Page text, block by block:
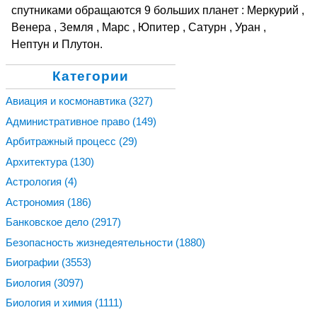
спутниками обращаются 9 больших планет : Меркурий ,
Венера , Земля , Марс , Юпитер , Сатурн , Уран ,
Нептун и Плутон.
Категории
Авиация и космонавтика (327)
Административное право (149)
Арбитражный процесс (29)
Архитектура (130)
Астрология (4)
Астрономия (186)
Банковское дело (2917)
Безопасность жизнедеятельности (1880)
Биографии (3553)
Биология (3097)
Биология и химия (1111)